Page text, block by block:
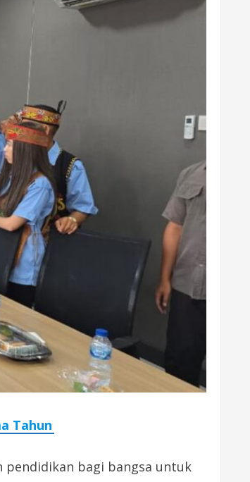
Tahun
pendidikan bagi bangsa untuk